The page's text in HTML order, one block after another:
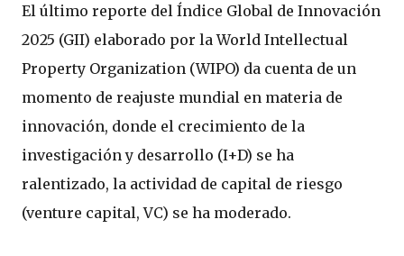
El último reporte del Índice Global de Innovación
2025 (GII) elaborado por la World Intellectual
Property Organization (WIPO) da cuenta de un
momento de reajuste mundial en materia de
innovación, donde el crecimiento de la
investigación y desarrollo (I+D) se ha
ralentizado, la actividad de capital de riesgo
(venture capital, VC) se ha moderado.